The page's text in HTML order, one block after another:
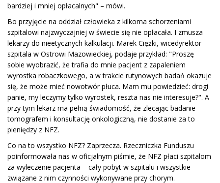
bardziej i mniej opłacalnych" – mówi.
Bo przyjęcie na oddział człowieka z kilkoma schorzeniami
szpitalowi najzwyczajniej w świecie się nie opłacała. I zmusza
lekarzy do nieetycznych kalkulacji. Marek Ciężki, wicedyrektor
szpitala w Ostrowi Mazowieckiej, podaje przykład: "Proszę
sobie wyobrazić, że trafia do mnie pacjent z zapaleniem
wyrostka robaczkowego, a w trakcie rutynowych badań okazuje
się, że może mieć nowotwór płuca. Mam mu powiedzieć: drogi
panie, my leczymy tylko wyrostek, reszta nas nie interesuje?". A
przy tym lekarz ma pełną świadomość, że zlecając badanie
tomografem i konsultację onkologiczną, nie dostanie za to
pieniędzy z NFZ.
Co na to wszystko NFZ? Zaprzecza. Rzeczniczka Funduszu
poinformowała nas w oficjalnym piśmie, że NFZ płaci szpitalom
za wyleczenie pacjenta – cały pobyt w szpitalu i wszystkie
związane z nim czynności wykonywane przy chorym.